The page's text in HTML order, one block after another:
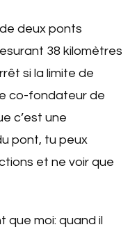
deux ponts
38 kilomètres
si la limite de
co-fondateur de
c’est une
pont, tu peux
et ne voir que
que moi: quand il